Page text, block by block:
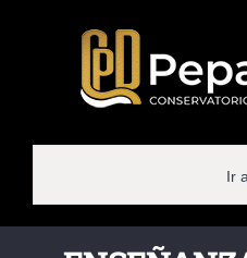
Ir